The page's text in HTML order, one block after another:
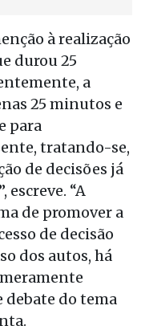
à realização
durou 25
a
25 minutos e
para
tratando-se,
de decisões já
escreve. “A
de promover a
de decisão
dos autos, há
debate do tema